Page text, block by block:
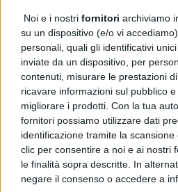
Noi e i nostri fornitori archiviamo
su un dispositivo (e/o vi
personali, quali gli identificativi
inviate da un dispositivo, per
contenuti, misurare le prestazioni
ricavare informazioni sul pubblico
migliorare i prodotti. Con la tua
fornitori possiamo utilizzare dati
identificazione tramite la
clic per consentire a noi e ai nostri
le finalità sopra descritte. In
negare il consenso o accedere a
CRONACA 5 giorni fa
Soccavo, due rapine
POLITICA 3 giorni fa
Sant’Agata dé Goti ,
patronale, resta
piena luce sulla gestione
CRONACA 3 giorni fa
Agerola, sventata la
arrestato 20enne